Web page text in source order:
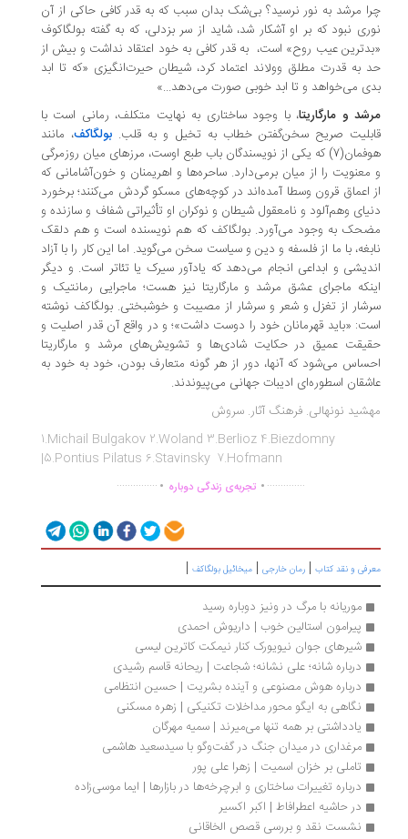
مرشد به نور نرسید؟ بی‌شک بدان سبب که به قدر کافی حاکی از آن
نبود که بر او آشکار شد، شاید از سر بزدلی، که به گفته بولگاکوف
عیب روح» است، به قدر کافی به خود اعتقاد نداشت و بیش از
به قدرت مطلق وولاند اعتماد کرد، شیطان حیرت‌انگیزی «که تا ابد
می‌خواهد و تا ابد خوبی صورت می‌دهد...»
و مارگاریتا، با وجود ساختاری به نهایت متکلف، رمانی است با
صریح سخن‌گفتن خطاب به تخیل و به قلب. بولگاکف، مانند
هوفمان(7) که یکی از نویسندگان باب طبع اوست، مرزهای میان روزمرگی
را از میان برمی‌دارد. ساحره‌ها و اهریمنان و خون‌آشامانی که
اعماق قرون وسطا آمده‌اند در کوچه‌های مسکو گردش می‌کنند؛ برخورد‌
وهم‌آلود و نامعقول شیطان و نوکران او تأثیراتی شفاف و سازنده و
به وجود می‌آورد. بولگاکف که هم نویسنده است و هم دلقک
با ما از فلسفه و دین و سیاست سخن می‌گوید. اما این کار را با آزاد
و ابداعی انجام می‌دهد که یادآور سیرک یا تئاتر است. و دیگر
ماجرای عشق مرشد و مارگاریتا نیز هست؛ ماجرایی رمانتیک و
از تغزل و شعر‌ و سرشار از مصیبت و خوشبختی. بولگاکف نوشته
«باید قهرمانان خود را دوست داشت»؛ و در واقع آن قدر اصلیت و
عمیق در حکایت شادی‌ها و تشویش‌های مرشد و مارگاریتا
می‌شود که آنها، دور از هر گونه متعارف بودن، خود به خود به
اسطوره‌ای ادیبات جهانی می‌پیوندند.
نونهالی. فرهنگ آثار. سروش
1.Michail Bulgakov 2.Woland 3.Berlioz 4.Biezdomny
|5.Pontius Pilatus 6.Stavinsky 7.Hofmann
................تجربه‌ی زندگی دوباره ...............
و نقد کتاب|رمان خارجی|میخائیل بولگاکف|
موریانه با مرگ در ونیز دوباره رسید
پیرامون استالین خوب | داریوش احمدی
شیرهای جوان نیویورک کنار نیمکت کاترین لیسی
درباره شانه؛ علی نشانه؛ شجاعت | ریحانه قاسم رشیدی
درباره هوش مصنوعی و آینده بشریت | حسین انتظامی
نگاهی به ایگو محور مداخلات تکنیکی | زهره مسکنی
یادداشتی بر همه تنها می‌میرند | سمیه مهرگان
مرغداری در میدان جنگ در گفت‌وگو با سیدسعید هاشمی
تاملی بر خزان اسمیت | زهرا علی پور
درباره تغییرات ساختاری و ابرچرخه‌ها در بازارها | ایما موسی‌زاده
در حاشیه اعطرافاط | اکبر اکسیر
نشست نقد و بررسی قصص الخاقانی